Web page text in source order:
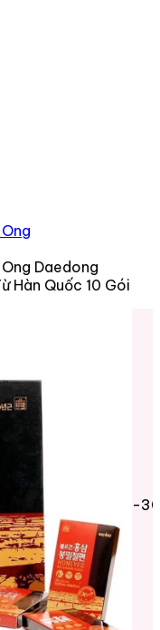
Daedong
Hàn Quốc 10 Gói
-